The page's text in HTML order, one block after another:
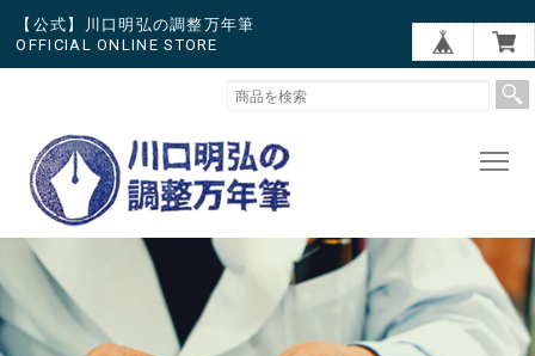
【公式】川口明弘の調整万年筆
OFFICIAL ONLINE STORE